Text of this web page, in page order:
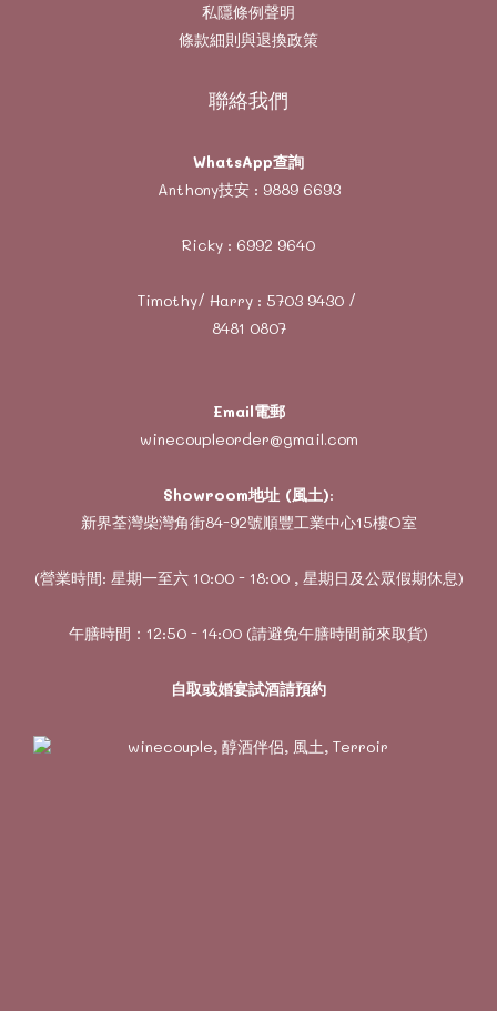
私隱條例聲明
條款細則與退換政策
聯絡我們
WhatsApp查詢
Anthony技安 : 9889 6693
Ricky : 6992 9640
Timothy/ Harry : 5703 9430/
8481 0807
Email電郵
winecoupleorder@gmail.com
Showroom地址 (風土):
新界荃灣柴灣角街84-92號順豐工業中心15樓O室
(營業時間: 星期一至六 10:00 - 18:00 , 星期日及公眾假期休息)
午膳時間：12:50 - 14:00 (請避免午膳時間前來取貨)
自取或婚宴試酒請預約